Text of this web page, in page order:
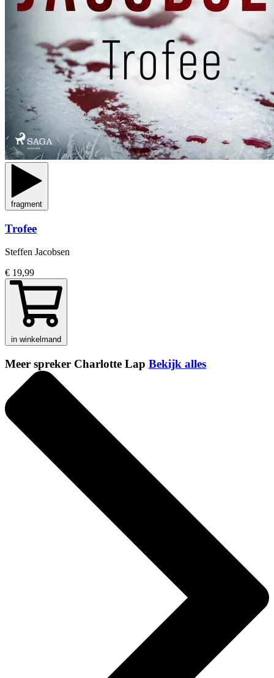
fragment
Trofee
Steffen Jacobsen
€ 19,99
in winkelmand
Meer spreker Charlotte Lap Bekijk alles